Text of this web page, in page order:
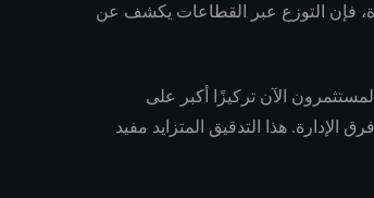
فإن التوزع عبر القطاعات يكشف عن
الآن تركيزًا أكبر على
الإدارة. هذا التدقيق المتزايد مفيد